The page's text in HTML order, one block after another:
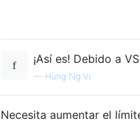
¡Así es! Debido a
— Hùng Ng Vi
Necesita aumentar el